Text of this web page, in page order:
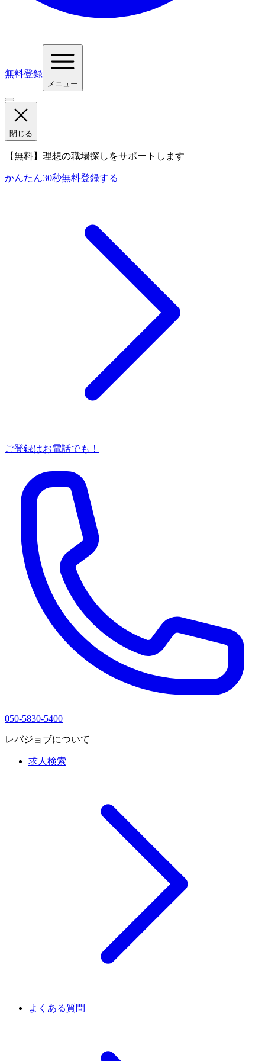
無料登録
メニュー
閉じる
【無料】理想の職場探しをサポートします
かんたん30秒無料登録する
ご登録はお電話でも！
050-5830-5400
レバジョブについて
求人検索
よくある質問